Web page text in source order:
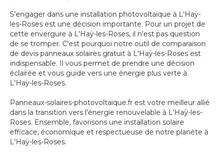
S'engager dans une installation photovoltaïque à L'Haÿ-
les-Roses est une décision importante. Pour un projet de
cette envergure à L'Haÿ-les-Roses, il n'est pas question
de se tromper. C'est pourquoi notre outil de comparaison
de devis panneaux solaires gratuit à L'Haÿ-les-Roses est
indispensable. Il vous permet de prendre une décision
éclairée et vous guide vers une énergie plus verte à
L'Haÿ-les-Roses.
Panneaux-solaires-photovoltaique.fr est votre meilleur allié
dans la transition vers l'énergie renouvelable à L'Haÿ-les-
Roses. Ensemble, favorisons une installation solaire
efficace, économique et respectueuse de notre planète à
L'Haÿ-les-Roses.